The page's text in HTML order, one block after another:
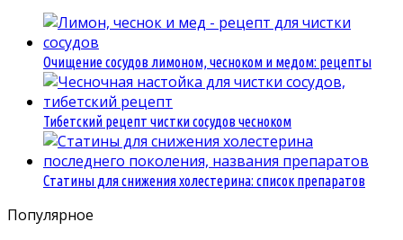
Очищение сосудов лимоном, чесноком и медом: рецепты
Тибетский рецепт чистки сосудов чесноком
Статины для снижения холестерина: список препаратов
Популярное